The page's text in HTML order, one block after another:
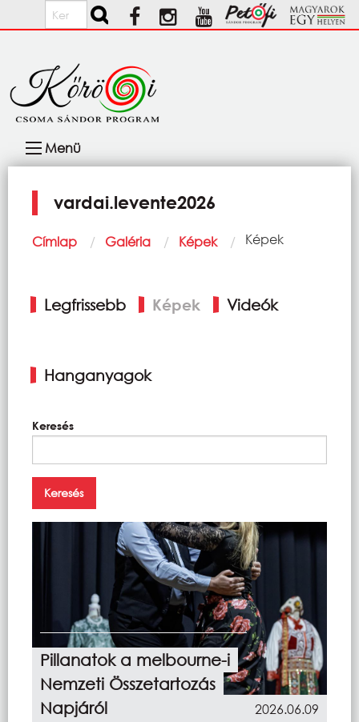
Ugrás a tartalomra
Keresés
navigáció
Menü
vardai.levente2026
Morzsa
Címlap Galéria Képek Current:
Képek
fülek
Legfrissebb Képek Videók
Hanganyagok
Keresés
Pillanatok a melbourne-i
Nemzeti Összetartozás
Napjáról
2026.06.09